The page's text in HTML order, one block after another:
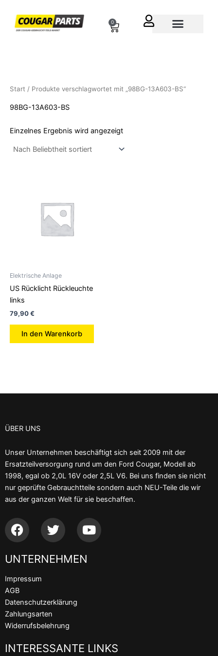
Inhalt
springen
0
Cart
Start / Produkte verschlagwortet mit „98BG-13A603-BS“
98BG-13A603-BS
Einzelnes Ergebnis wird angezeigt
Elektrische Anlage
US Rücklicht Rückleuchte
links
79,90€
In den Warenkorb
ÜBER UNS
Unser Unternehmen beschäftigt sich seit 2009 mit der
Ersatzteilversorgung rund um den Ford Cougar, Modell ab
1998, egal ob 2,0L 16V oder 2,5L V6. Bei uns finden sie nicht
nur geprüfte Gebrauchtteile sondern auch NEU-Teile die wir
aus der ganzen Welt für sie beschaffen.
F
a
e
o
o
k
T
w
t
r
Y
o
UNTERNEHMEN
Impressum
AGB
Datenschutzerklärung
Zahlungsarten
Widerrufsbelehrung
INTERESSANTE LINKS